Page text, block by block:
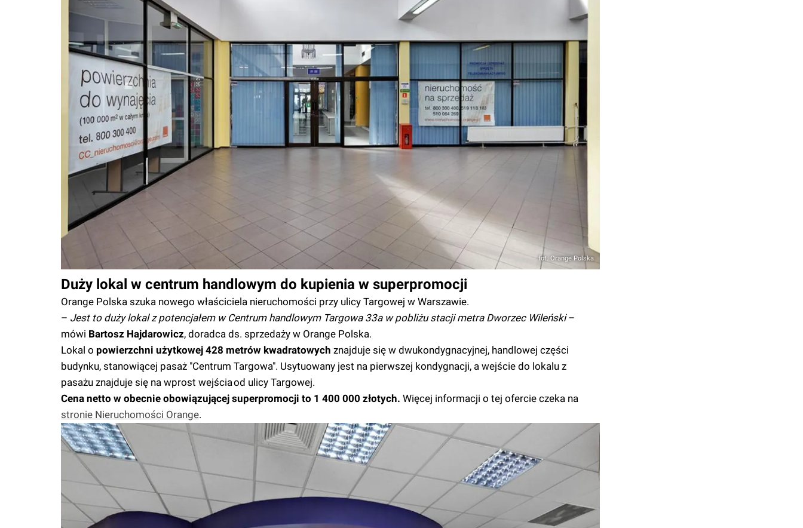
fot. Orange Polska
Duży lokal w centrum handlowym do kupienia w superpromocji
Orange Polska szuka nowego właściciela nieruchomości przy ulicy Targowej w Warszawie.
– Jest to duży lokal z potencjałem w Centrum handlowym Targowa 33a w pobliżu stacji metra Dworzec Wileński–
mówi Bartosz Hajdarowicz, doradca ds. sprzedaży w Orange Polska.
Lokal o powierzchni użytkowej 428 metrów kwadratowych znajduje się w dwukondygnacyjnej, handlowej części
budynku, stanowiącej pasaż "Centrum Targowa". Usytuowany jest na pierwszej kondygnacji, a wejście do lokalu z
pasażu znajduje się na wprost wejścia od ulicy Targowej.
Cena netto w obecnie obowiązującej superpromocji to 1 400 000 złotych. Więcej informacji o tej ofercie czeka na
stronie Nieruchomości Orange.